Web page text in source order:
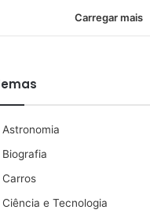
Carregar mais
Astronomia
Biografia
Carros
Ciência e Tecnologia